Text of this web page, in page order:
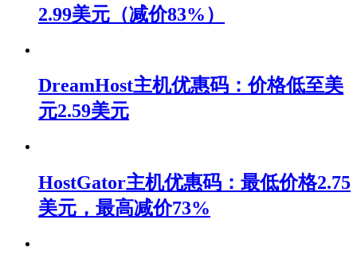
2.99美元（减价83%）
DreamHost主机优惠码：价格低至美
元2.59美元
HostGator主机优惠码：最低价格2.75
美元，最高减价73%